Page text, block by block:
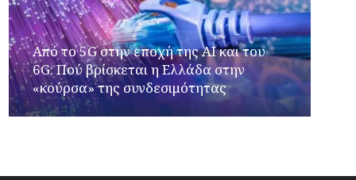
Από το 5G στην εποχή της AI και του
6G: Πού βρίσκεται η Ελλάδα στην
«κούρσα» της συνδεσιμότητας